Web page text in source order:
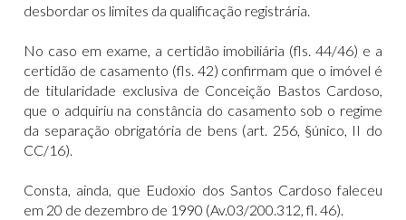
desbordar os limites da qualificação registrária.
No caso em exame, a certidão imobiliária (fls. 44/46) e a
certidão de casamento (fls. 42) confirmam que o imóvel é
de titularidade exclusiva de Conceição Bastos Cardoso,
que o adquiriu na constância do casamento sob o regime
da separação obrigatória de bens (art. 256, §único, II do
CC/16).
Consta, ainda, que Eudoxio dos Santos Cardoso faleceu
em 20 de dezembro de 1990 (Av.03/200.312, fl. 46).